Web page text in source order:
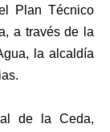
Plan Técnico
a través de la
la alcaldía
de la Ceda,